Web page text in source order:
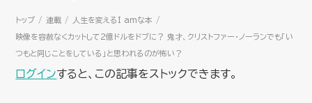
トップ 連載 人生を変えるI amな本
映像を容赦なくカットして２億ドルをドブに？ 鬼才、クリストファー・ノーランでも「い
つもと同じことをしている」と思われるのが怖い？
ログインすると、この記事をストックできます。